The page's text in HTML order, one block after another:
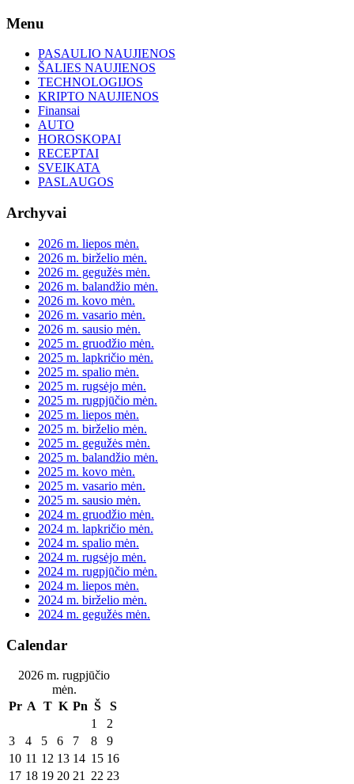
Skip
content
Menu
PASAULIO NAUJIENOS
ŠALIES NAUJIENOS
TECHNOLOGIJOS
KRIPTO NAUJIENOS
Finansai
AUTO
HOROSKOPAI
RECEPTAI
SVEIKATA
PASLAUGOS
Archyvai
2026 m. liepos mėn.
2026 m. birželio mėn.
2026 m. gegužės mėn.
2026 m. balandžio mėn.
2026 m. kovo mėn.
2026 m. vasario mėn.
2026 m. sausio mėn.
2025 m. gruodžio mėn.
2025 m. lapkričio mėn.
2025 m. spalio mėn.
2025 m. rugsėjo mėn.
2025 m. rugpjūčio mėn.
2025 m. liepos mėn.
2025 m. birželio mėn.
2025 m. gegužės mėn.
2025 m. balandžio mėn.
2025 m. kovo mėn.
2025 m. vasario mėn.
2025 m. sausio mėn.
2024 m. gruodžio mėn.
2024 m. lapkričio mėn.
2024 m. spalio mėn.
2024 m. rugsėjo mėn.
2024 m. rugpjūčio mėn.
2024 m. liepos mėn.
2024 m. birželio mėn.
2024 m. gegužės mėn.
Calendar
2026 m. rugpjūčio
mėn.
Pr A T K Pn Š
S
1
2
3
4 5 6 7 8
9
10 11 12 13 14 15 16
17 18 19 20 21 22 23